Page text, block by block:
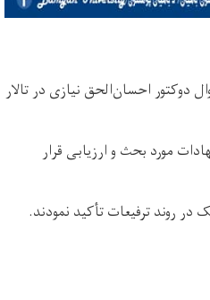
دوکتور احسان‌الحق نیازی در تالار
مورد بحث و ارزیابی قرار
روند ترفیعات تأکید نمودند.